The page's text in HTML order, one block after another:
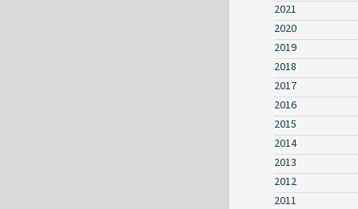
2021
2020
2019
2018
2017
2016
2015
2014
2013
2012
2011